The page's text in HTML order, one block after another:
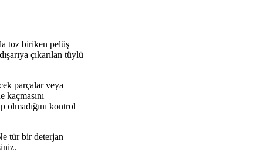
toz biriken pelüş
çıkarılan tüylü
parçalar veya
olmadığını kontrol
tür bir deterjan